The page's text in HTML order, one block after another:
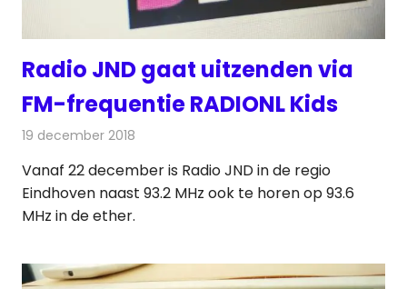
Radio JND gaat uitzenden via
FM-frequentie RADIONL Kids
19 december 2018
Vanaf 22 december is Radio JND in de regio
Eindhoven naast 93.2 MHz ook te horen op 93.6
MHz in de ether.